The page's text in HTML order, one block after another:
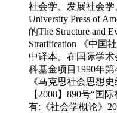
社会学、发展社会
University Press of
的The Structure and
Stratification 《中国
中译本。在国际学
科基金项目1990年
《马克思社会思想
【2008】890号“国
有:《社会学概论》